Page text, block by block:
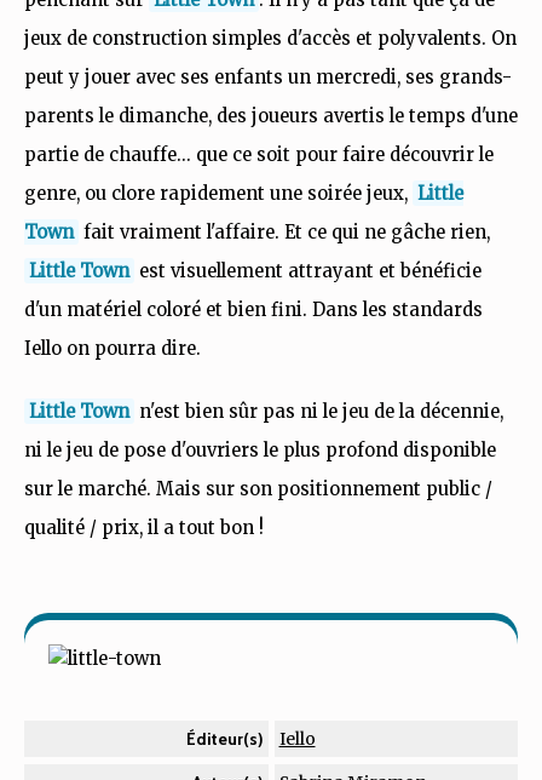
jeux de construction simples d'accès et polyvalents. On
peut y jouer avec ses enfants un mercredi, ses grands-
parents le dimanche, des joueurs avertis le temps d'une
partie de chauffe... que ce soit pour faire découvrir le
genre, ou clore rapidement une soirée jeux, Little
Town fait vraiment l'affaire. Et ce qui ne gâche rien,
Little Town est visuellement attrayant et bénéficie
d'un matériel coloré et bien fini. Dans les standards
Iello on pourra dire.
Little Town n'est bien sûr pas ni le jeu de la décennie,
ni le jeu de pose d'ouvriers le plus profond disponible
sur le marché. Mais sur son positionnement public /
qualité / prix, il a tout bon !
Éditeur(s) Iello